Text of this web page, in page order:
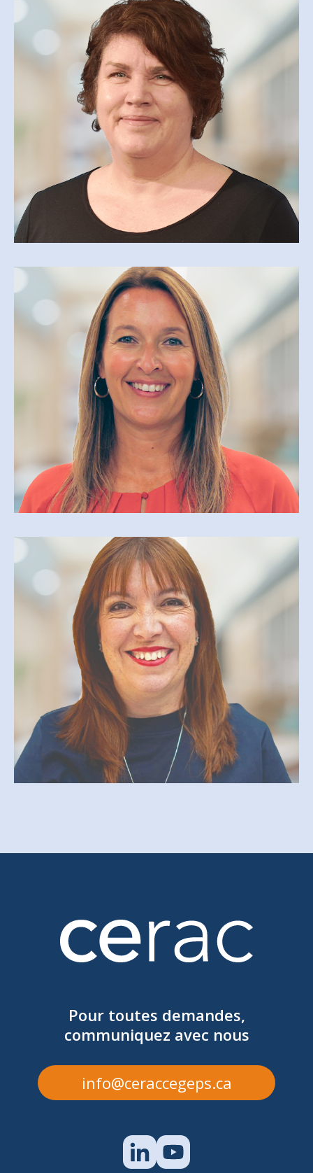
GUYLAINE FONTAINE
guylaine.fontaine@cegepmv.ca
ISABELLE MARTINEAU
isabelle.martineau@cegepmv.qc.ca
JOHANNE LAROCHE
Johanne.laroche@cegepmv.ca
MAGALI ROBITAILLE
magali.robitaille@cegepmv.ca
Pour toutes demandes,
communiquez avec nous
info@ceraccegeps.ca